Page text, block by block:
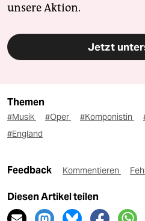
unsere Aktion.
Jetzt
Themen
#Musik #Oper #Komponistin
#England
Feedback Kommentieren
Diesen Artikel teilen